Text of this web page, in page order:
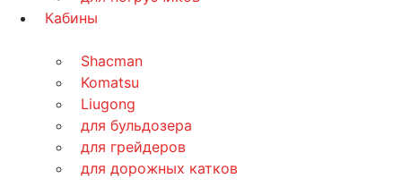
Кабины
Shacman
Komatsu
Liugong
для бульдозера
для грейдеров
для дорожных катков